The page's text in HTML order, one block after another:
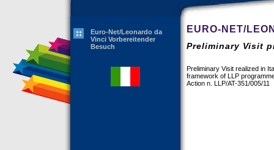
Euro-Net/Leonardo da
Vinci Vorbereitender
Besuch
EURO-NET/
Preliminary Visit
Preliminary Visit realized in
framework of LLP
Action n. LLP/AT-351/005/11